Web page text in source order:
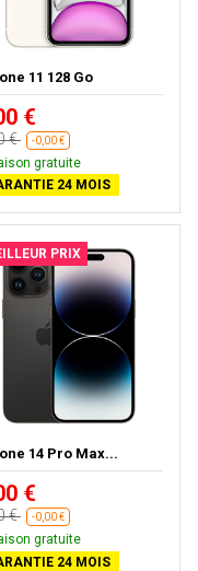
11 128 Go
€
€ -0,00 €
gratuite
24 MOIS
PRIX
14 Pro Max...
€
€ -0,00 €
gratuite
24 MOIS